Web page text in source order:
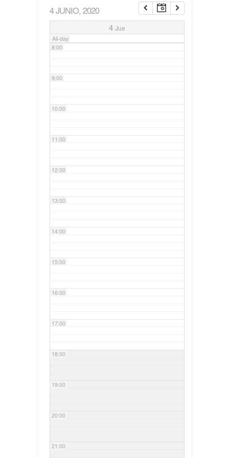
4 JUNIO, 2020
4 Jue
All-day
7:00
8:00
9:00
10:00
11:00
12:00
13:00
14:00
15:00
16:00
17:00
18:00
19:00
20:00
21:00